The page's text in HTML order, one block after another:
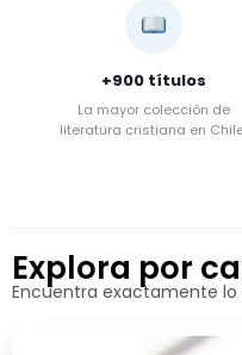
+900 títulos
La mayor colección de
literatura cristiana en
Explora por
Encuentra exactamente lo